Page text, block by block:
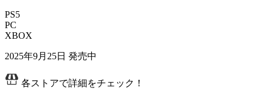
PS5
PC
XBOX
2025年9月25日 発売中
各ストアで詳細をチェック！